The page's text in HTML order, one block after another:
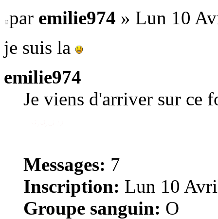
par emilie974 » Lun 10
je suis la
emilie974
Je viens d'arriver sur ce
Messages: 7
Inscription: Lun 10
Groupe sanguin: O